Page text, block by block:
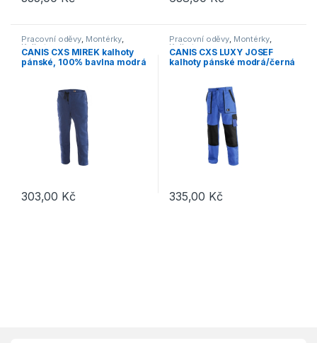
Tento produkt má více variant. Možnosti lze vybrat na stránce
Tento produkt má více
Pracovní oděvy, Montérky,
Kalhoty
CANIS CXS MIREK kalhoty
pánské, 100% bavlna modrá
303,00 Kč
Tento produkt má více variant. Možnosti lze vybrat na stránce
Pracovní oděvy, Montérky,
Kalhoty
CANIS CXS LUXY JOSEF
kalhoty pánské modrá/černá
335,00 Kč
Tento produkt má více